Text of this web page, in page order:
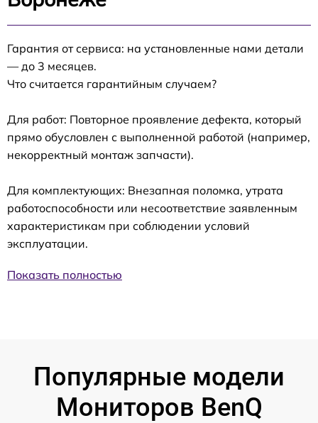
Гарантия от сервиса: на установленные нами детали
— до 3 месяцев.
Что считается гарантийным случаем?
Для работ: Повторное проявление дефекта, который
прямо обусловлен с выполненной работой (например,
некорректный монтаж запчасти).
Для комплектующих: Внезапная поломка, утрата
работоспособности или несоответствие заявленным
характеристикам при соблюдении условий
эксплуатации.
Показать полностью
Популярные модели
Мониторов BenQ